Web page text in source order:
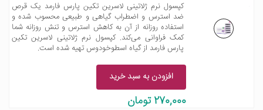
کپسول نرم ژلاتینی لاسرین تکین پارس فارمد یک قرص
ضد استرس و اضطراب گیاهی و طبیعی محسوب شده و
استفاده روزانه از آن به کاهش استرس و تنش روزانه شما
کمک فراوانی می‌کند. کپسول نرم ژلاتینی لاسرین تکین
پارس فارمد از گیاه اسطوخودوس تهیه شده است.
افزودن به سبد خرید
270,000 تومان